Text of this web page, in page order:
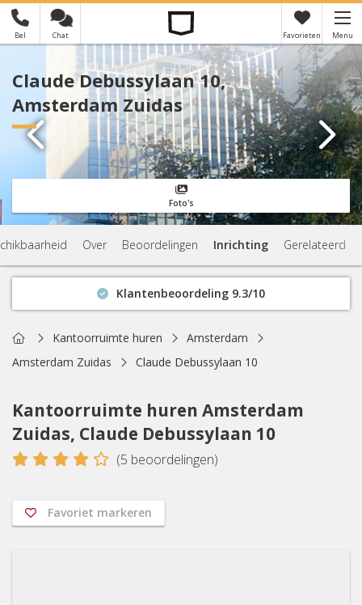
Bel Chat Favorieten Menu
Je hebt nog geen favorieten ×
Claude Debussylaan 10,
Amsterdam Zuidas
Foto's
Over Beoordelingen Inrichting Gerelateerd
Klantenbeoordeling 9.3/10
Actuele beschikbaarheid
HomeKantoorruimte huren
Amsterdam
Amsterdam Zuidas
Claude Debussylaan 10
Kantoorruimte huren Amsterdam
Zuidas, Claude Debussylaan 10
4 (5 beoordelingen)
Favoriet markeren